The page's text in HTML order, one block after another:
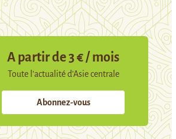
A partir de 3 € / mois
Toute l’actualité d’Asie centrale
Abonnez-vous